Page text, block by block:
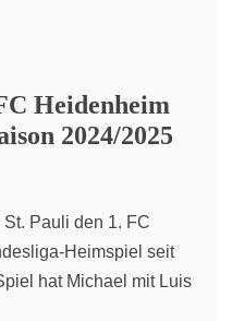
Heidenheim
2024/2025
Pauli den 1. FC
Heimspiel seit
hat Michael mit Luis